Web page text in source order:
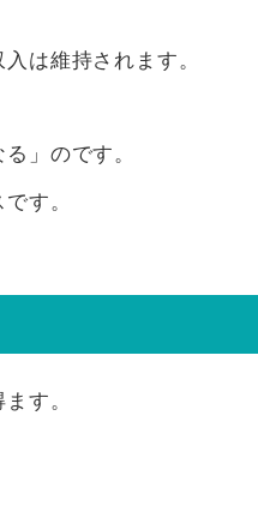
は維持されます。
」のです。
す。
す。